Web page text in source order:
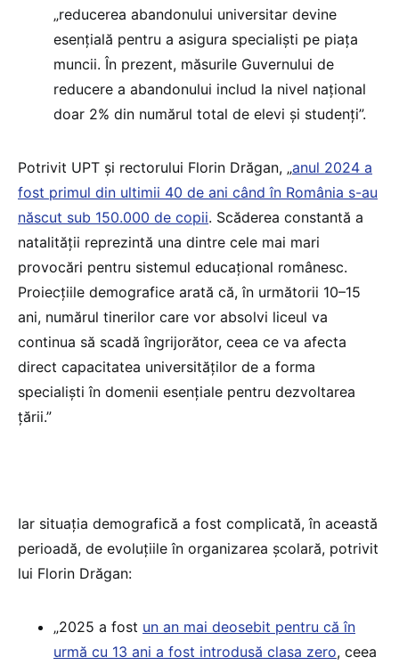
„reducerea abandonului universitar devine
esențială pentru a asigura specialiști pe piața
muncii. În prezent, măsurile Guvernului de
reducere a abandonului includ la nivel național
doar 2% din numărul total de elevi și studenți”.
Potrivit UPT și rectorului Florin Drăgan, „anul 2024 a
fost primul din ultimii 40 de ani când în România s-au
născut sub 150.000 de copii. Scăderea constantă a
natalității reprezintă una dintre cele mai mari
provocări pentru sistemul educațional românesc.
Proiecțiile demografice arată că, în următorii 10–15
ani, numărul tinerilor care vor absolvi liceul va
continua să scadă îngrijorător, ceea ce va afecta
direct capacitatea universităților de a forma
specialiști în domenii esențiale pentru dezvoltarea
țării.”
Iar situația demografică a fost complicată, în această
perioadă, de evoluțiile în organizarea școlară, potrivit
lui Florin Drăgan:
„2025 a fost un an mai deosebit pentru că în
urmă cu 13 ani a fost introdusă clasa zero, ceea